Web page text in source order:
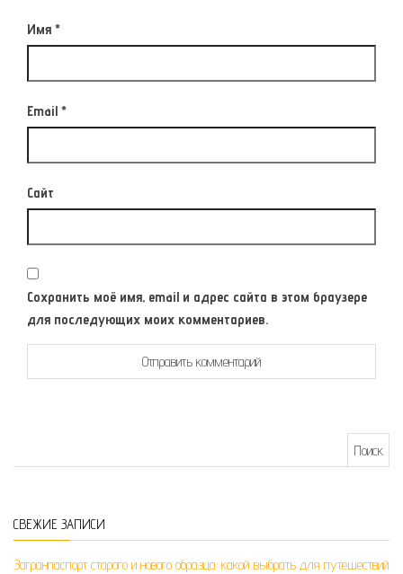
Имя *
Email *
Сайт
Сохранить моё имя, email и адрес сайта в этом браузере
для последующих моих комментариев.
СВЕЖИЕ ЗАПИСИ
Загранпаспорт старого и нового образца: какой выбрать для путешествий